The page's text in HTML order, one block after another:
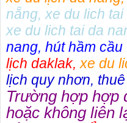
nẵng,xe du lich
xe du lich tai da
nang, hút hầm cầu
lịch daklak,xe du
lịch quy nhơn,
Trường hợp hợp
hoặc không liên